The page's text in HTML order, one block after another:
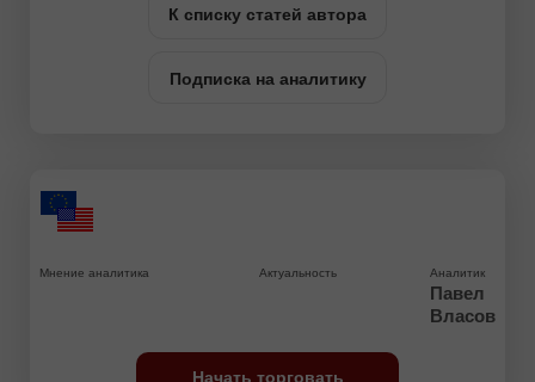
К списку статей автора
Подписка на аналитику
Мнение аналитика Актуальность Аналитик
Павел
Власов
Начать торговать